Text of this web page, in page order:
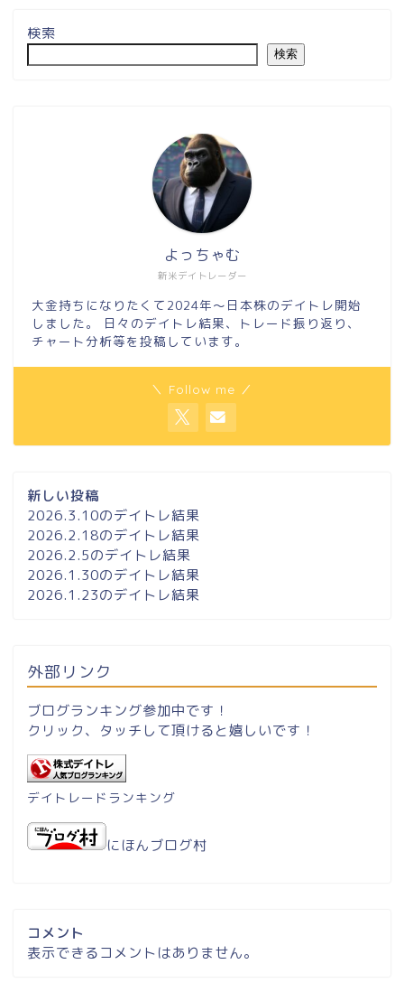
検索
検索
新米デイトレーダー
よっちゃむ
大金持ちになりたくて2024年～日本株のデイトレ開始
しました。 日々のデイトレ結果、トレード振り返り、
チャート分析等を投稿しています。
＼ Follow me ／
新しい投稿
2026.3.10のデイトレ結果
2026.2.18のデイトレ結果
2026.2.5のデイトレ結果
2026.1.30のデイトレ結果
2026.1.23のデイトレ結果
外部リンク
ブログランキング参加中です！
クリック、タッチして頂けると嬉しいです！
デイトレードランキング
にほんブログ村
コメント
表示できるコメントはありません。